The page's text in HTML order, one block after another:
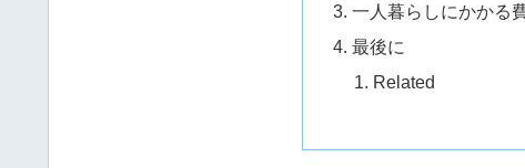
一人暮らしにかかる
最後に
Related